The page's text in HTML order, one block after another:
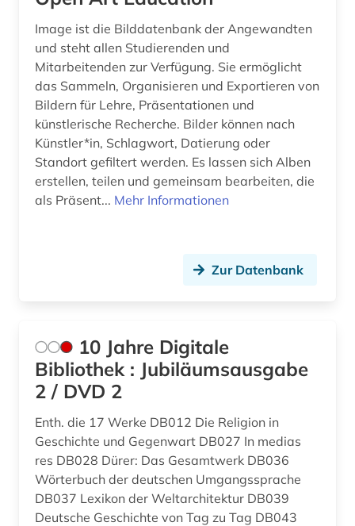
authentizität (1)
automatisierungstechnik (2)
außenanlage (1)
avantgarde (1)
baden-württemberg (1)
barock (1)
bauausführung (1)
baubetrieb (2)
bauen (1)
bauen im bestand (1)
bauerhaltung (1)
Niederlande (2)
Niedersachsen (1)
Nordrhein-Westfalen (1)
Norwegen (2)
Oesterreich (19)
Polen (2)
Suedamerika (1)
Suedasien (1)
Tuerkei (1)
USA (6)
Ungarn (1)
Image ist die Bilddatenbank der Angewandten
und steht allen Studierenden und
Mitarbeitenden zur Verfügung. Sie ermöglicht
das Sammeln, Organisieren und Exportieren von
Bildern für Lehre, Präsentationen und
künstlerische Recherche. Bilder können nach
Künstler*in, Schlagwort, Datierung oder
Standort gefiltert werden. Es lassen sich Alben
erstellen, teilen und gemeinsam bearbeiten, die
als Präsent... Mehr Informationen
Zur Datenbank
10 Jahre Digitale
Bibliothek : Jubiläumsausgabe
2 / DVD 2
Enth. die 17 Werke DB012 Die Religion in
Geschichte und Gegenwart DB027 In medias
res DB028 Dürer: Das Gesamtwerk DB036
Wörterbuch der deutschen Umgangssprache
DB037 Lexikon der Weltarchitektur DB039
Deutsche Geschichte von Tag zu Tag DB043